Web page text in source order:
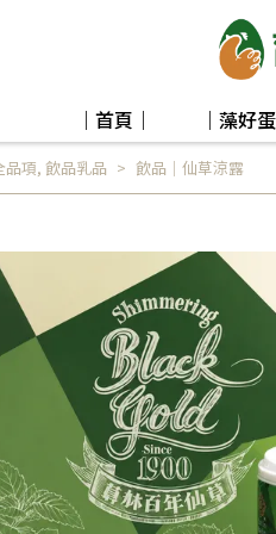
｜首頁｜ ｜藻好
品項, 飲品乳品 飲品｜仙草涼露